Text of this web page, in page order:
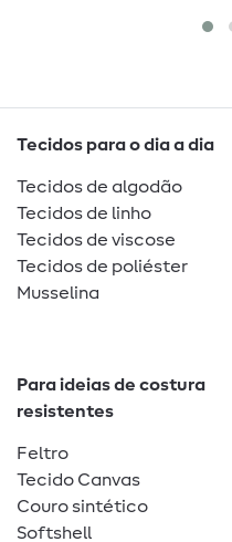
Tecidos para o dia a dia
Tecidos de algodão
Tecidos de linho
Tecidos de viscose
Tecidos de poliéster
Musselina
Para ideias de costura
resistentes
Feltro
Tecido Canvas
Couro sintético
Softshell